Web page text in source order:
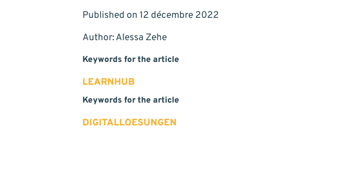
Published on 12 décembre 2022
Author: Alessa Zehe
Keywords for the article
LEARNHUB
Keywords for the article
DIGITALLOESUNGEN